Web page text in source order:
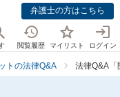
弁護士の方はこちら
閲覧履歴 マイリスト ログイン
トの法律Q&A 法律Q&A「